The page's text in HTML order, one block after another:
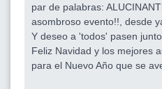
par de palabras:
asombroso evento!!, desde
Y deseo a 'todos' pasen
Feliz Navidad y los mejores
para el Nuevo Año que se